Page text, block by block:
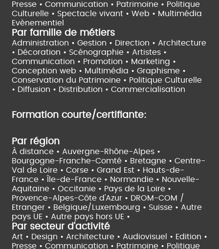
Presse • Communication • Patrimoine • Politique
Culturelle • Spectacle vivant • Web • Multimédia
Evènementiel
Par famille de métiers
Administration • Gestion • Direction • Architecture
• Décoration • Scénographie • Artistes •
Communication • Promotion • Marketing •
Conception web • Multimédia • Graphisme •
Conservation du Patrimoine • Politique Culturelle
• Diffusion • Distribution • Commercialisation
Formation courte/certifiante:
Par région
À distance • Auvergne-Rhône-Alpes •
Bourgogne-Franche-Comté • Bretagne • Centre-
Val de Loire • Corse • Grand Est • Hauts-de-
France •
Île-de-France • Normandie • Nouvelle-
Aquitaine • Occitanie • Pays de la Loire •
Provence-Alpes-Côte d'Azur • DROM-COM /
Etranger • Belgique/Luxembourg • Suisse • Autre
pays UE • Autre pays hors UE •
Par secteur d'activité
Art • Design • Architecture • Audiovisuel • Edition •
Presse • Communication • Patrimoine • Politique